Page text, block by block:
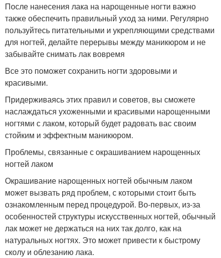
После нанесения лака на нарощенные ногти важно
также обеспечить правильный уход за ними. Регулярно
пользуйтесь питательными и укрепляющими средствами
для ногтей, делайте перерывы между маникюром и не
забывайте снимать лак вовремя
Все это поможет сохранить ногти здоровыми и
красивыми.
Придерживаясь этих правил и советов, вы сможете
наслаждаться ухоженными и красивыми нарощенными
ногтями с лаком, который будет радовать вас своим
стойким и эффектным маникюром.
Проблемы, связанные с окрашиванием нарощенных
ногтей лаком
Окрашивание нарощенных ногтей обычным лаком
может вызвать ряд проблем, с которыми стоит быть
ознакомленным перед процедурой. Во-первых, из-за
особенностей структуры искусственных ногтей, обычный
лак может не держаться на них так долго, как на
натуральных ногтях. Это может привести к быстрому
сколу и облезанию лака.